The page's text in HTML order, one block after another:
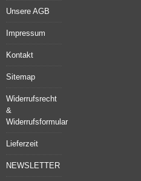
Unsere AGB
Impressum
Kontakt
Sitemap
Widerrufsrecht
&
Widerrufsformular
Lieferzeit
NEWSLETTER